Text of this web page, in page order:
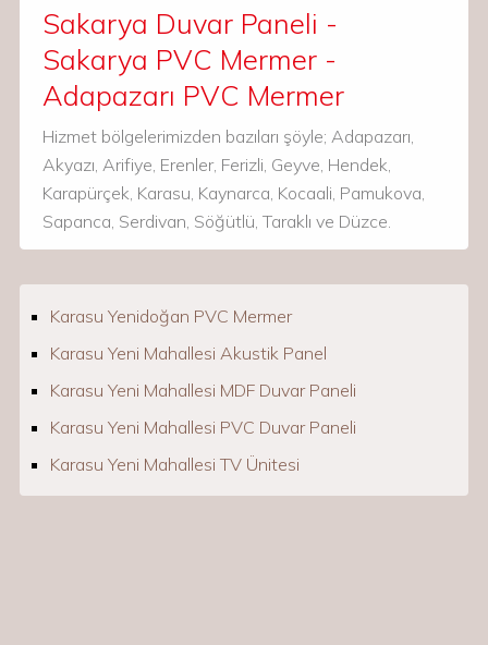
Sakarya Duvar Paneli -
Sakarya PVC Mermer -
Adapazarı PVC Mermer
Hizmet bölgelerimizden bazıları şöyle; Adapazarı,
Akyazı, Arifiye, Erenler, Ferizli, Geyve, Hendek,
Karapürçek, Karasu, Kaynarca, Kocaali, Pamukova,
Sapanca, Serdivan, Söğütlü, Taraklı ve Düzce.
Karasu Yenidoğan PVC Mermer
Karasu Yeni Mahallesi Akustik Panel
Karasu Yeni Mahallesi MDF Duvar Paneli
Karasu Yeni Mahallesi PVC Duvar Paneli
Karasu Yeni Mahallesi TV Ünitesi